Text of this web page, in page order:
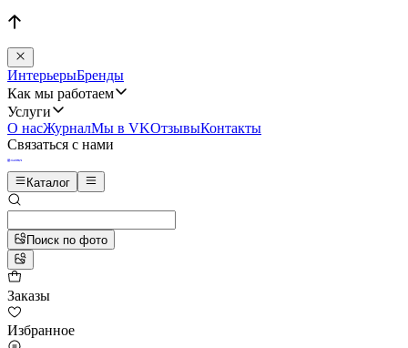
ИнтерьерыБренды
Как мы работаем
Услуги
О насЖурналМы в VKОтзывыКонтакты
Связаться с нами
Каталог
Поиск по фото
Заказы
Избранное